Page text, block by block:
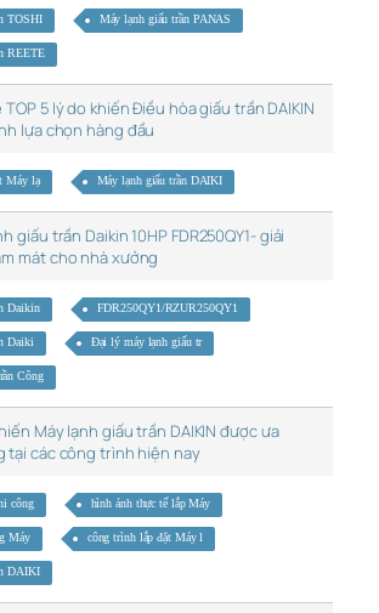
TOSHI Máy lạnh giấu trần PANAS
REETE
TOP 5 lý do khiến Điều hòa giấu trần DAIKIN
lựa chọn hàng đầu
Máy lạ Máy lạnh giấu trần DAIKI
giấu trần Daikin 10HP FDR250QY1- giải
mát cho nhà xưởng
Daikin FDR250QY1/RZUR250QY1
Daiki Đại lý máy lạnh giấu tr
Công
Máy lạnh giấu trần DAIKIN được ưa
tại các công trình hiện nay
công hình ảnh thực tế lắp Máy
Máy công trình lắp đặt Máy l
DAIKI